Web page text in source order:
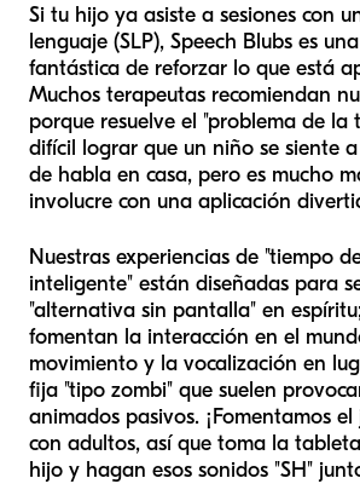
Si tu hijo ya asiste a sesiones con
lenguaje (SLP), Speech Blubs es
fantástica de reforzar lo que está
Muchos terapeutas recomiendan
porque resuelve el "problema de la
difícil lograr que un niño se siente
de habla en casa, pero es mucho
involucre con una aplicación
Nuestras experiencias de "tiempo
inteligente" están diseñadas para
"alternativa sin pantalla" en
fomentan la interacción en el
movimiento y la vocalización en
fija "tipo zombi" que suelen
animados pasivos. ¡Fomentamos
con adultos, así que toma la
hijo y hagan esos sonidos "SH"